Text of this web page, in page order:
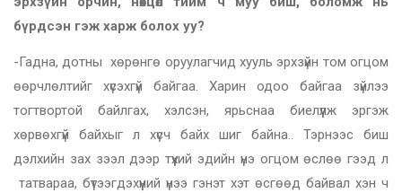
бүрдсэн гэж харж болох уу?
-Гадна, дотны хөрөнгө оруулагчид хууль эрхзүйн том огцом
өөрчлөлтийг хүсэхгүй байгаа. Харин одоо байгаа зүйлээ
тогтвортой байлгах, хэлсэн, ярьснаа биелүүлж эргэж
хөрвөхгүй байхыг л хүсч байх шиг байна.. Тэрнээс биш
дэлхийн зах зээл дээр түүхий эдийн үнэ огцом өслөө гээд л
татвараа, бүтээгдэхүүний үнээ гэнэт хэт өсгөөд байвал хэн ч